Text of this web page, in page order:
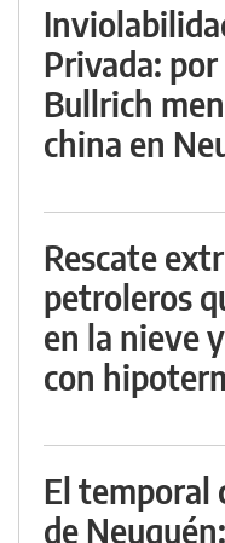
Privada:
Bullrich
china en
Rescate
petroleros
en la nieve
con
El temporal
de